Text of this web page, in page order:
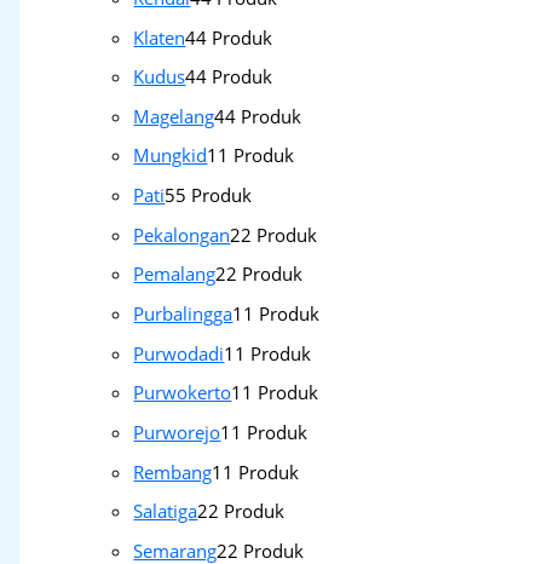
Klaten44 Produk
Kudus44 Produk
Magelang44 Produk
Mungkid1 1 Produk
Pati55 Produk
Pekalongan22 Produk
Pemalang22 Produk
Purbalingga1 1 Produk
Purwodadi1 1 Produk
Purwokerto1 1 Produk
Purworejo1 1 Produk
Rembang1 1 Produk
Salatiga22 Produk
Semarang22 Produk